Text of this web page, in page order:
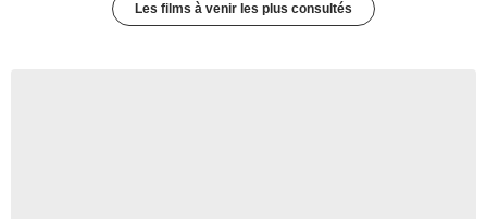
Les films à venir les plus consultés